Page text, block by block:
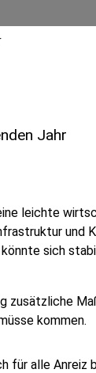
Jahr
leichte
und
sich
zusätzliche
kommen.
für alle